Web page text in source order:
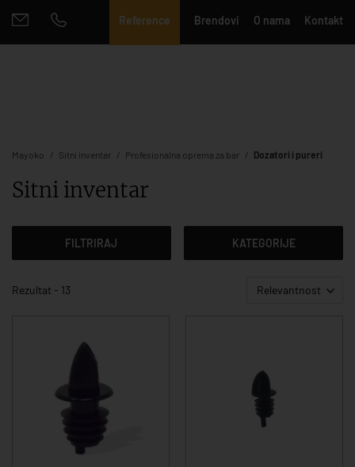
Reference Brendovi O nama Kontakt
Mayoko Sitni inventar Profesionalna oprema za bar Dozatori i pureri
Sitni inventar
FILTRIRAJ KATEGORIJE
Rezultat - 13 Relevantnost